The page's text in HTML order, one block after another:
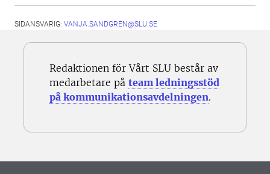
SIDANSVARIG: VANJA.SANDGREN@SLU.SE
Redaktionen för Vårt SLU består av
medarbetare på team ledningsstöd
på kommunikationsavdelningen.